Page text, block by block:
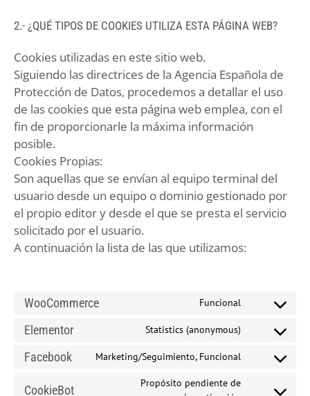
2.- ¿QUÉ TIPOS DE COOKIES UTILIZA ESTA PÁGINA WEB?
Cookies utilizadas en este sitio web.
Siguiendo las directrices de la Agencia Española de
Protección de Datos, procedemos a detallar el uso
de las cookies que esta página web emplea, con el
fin de proporcionarle la máxima información
posible.
Cookies Propias:
Son aquellas que se envían al equipo terminal del
usuario desde un equipo o dominio gestionado por
el propio editor y desde el que se presta el servicio
solicitado por el usuario.
A continuación la lista de las que utilizamos:
WooCommerce Funcional
Elementor Statistics (anonymous)
Facebook Marketing/Seguimiento, Funcional
CookieBot
Propósito pendiente de